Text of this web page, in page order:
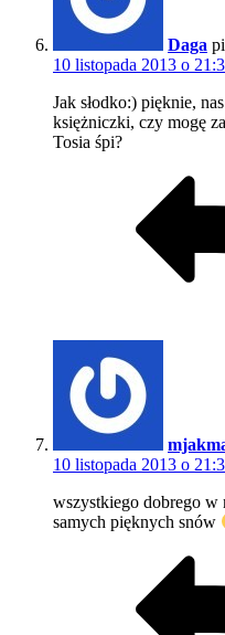
Daga
10 listopada 2013 o
Jak słodko:) pięknie,
księżniczki, czy mogę
Tosia śpi?
10 listopada 2013 o
wszystkiego dobrego
samych pięknych snów